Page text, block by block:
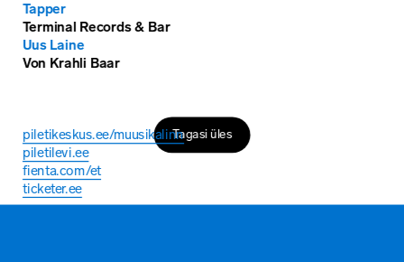
Tagasi üles
Tapper
Terminal Records & Bar
Uus Laine
Von Krahli Baar
piletikeskus.ee/muusikalinn
piletilevi.ee
fienta.com/et
ticketer.ee